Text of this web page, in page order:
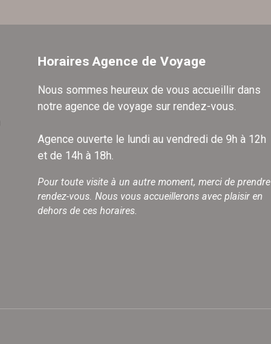
Horaires Agence de Voyage
Nous sommes heureux de vous accueillir dans
notre agence de voyage sur rendez-vous.
Agence ouverte le lundi au vendredi de 9h à 12h
et de 14h à 18h.
Pour toute visite à un autre moment, merci de prendre
rendez-vous. Nous vous accueillerons avec plaisir en
dehors de ces horaires.